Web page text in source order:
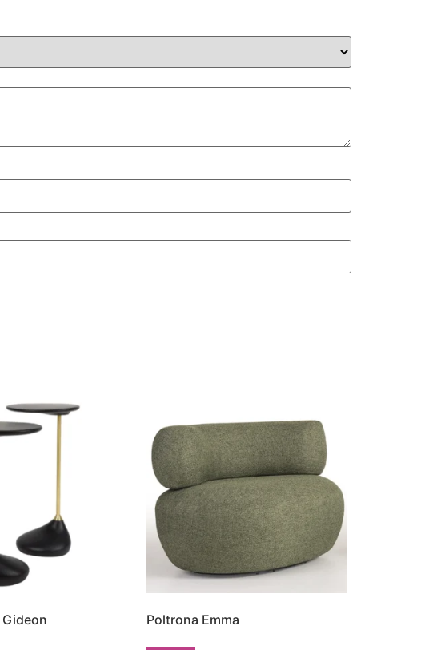
Poltrona Emma